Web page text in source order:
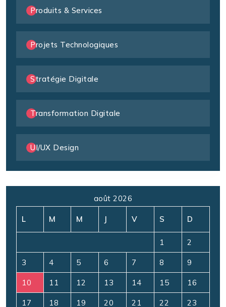
Produits & Services
Projets Technologiques
Stratégie Digitale
Transformation Digitale
UI/UX Design
août 2026
L M M J V S D
1 2
3 4 5 6 7 8 9
10 11 12 13 14 15 16
17 18 19 20 21 22 23